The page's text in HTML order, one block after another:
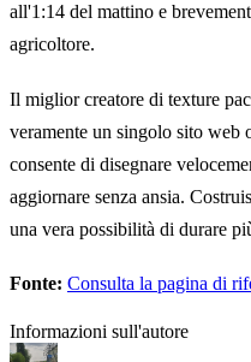
all'1:14 del mattino e
agricoltore.
Il miglior creatore di texture
veramente un singolo sito web
consente di disegnare
aggiornare senza ansia.
una vera possibilità di durare
Fonte: Consulta la pagina di
Informazioni sull'autore